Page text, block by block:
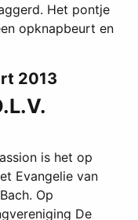
Het pontje
opknapbeurt en
2013
is het op
Evangelie van
Op
De